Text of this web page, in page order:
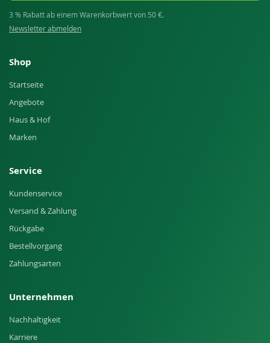
3 % Rabatt ab einem Warenkorbwert von 50 €.
Newsletter abmelden
Shop
Startseite
Angebote
Haus & Hof
Marken
Service
Kundenservice
Versand & Zahlung
Rückgabe
Bestellvorgang
Zahlungsarten
Unternehmen
Nachhaltigkeit
Karriere